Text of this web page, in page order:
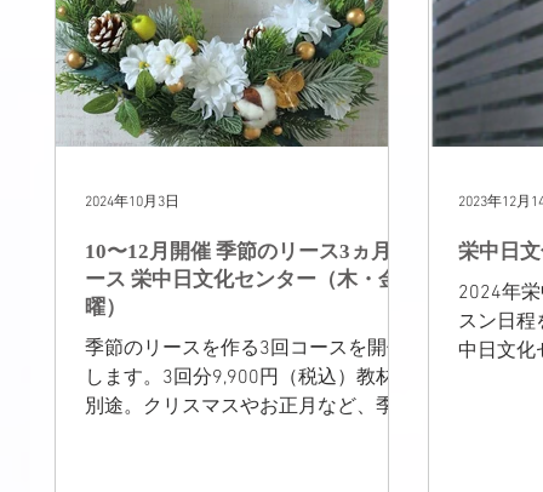
ラワーで
型から最
て学べ
こだわり
た花）ア
ト＆スタ
（生花） 第４水曜日（10:30～
12:30）
メント
https://
10〜12月開催 季節のリース3ヵ月コ
ース 栄中日文化センター（木・金
曜）
季節のリースを作る3回コースを開催
します。3回分9,900円（税込）教材費
別途。クリスマスやお正月など、季節
2024年10月3日
栄中日
2024年
スン日程
中日文
2023年12月